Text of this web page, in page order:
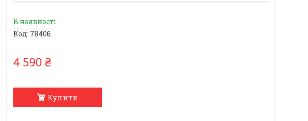
В наявності
Код: 78406
4 590 ₴
Купити